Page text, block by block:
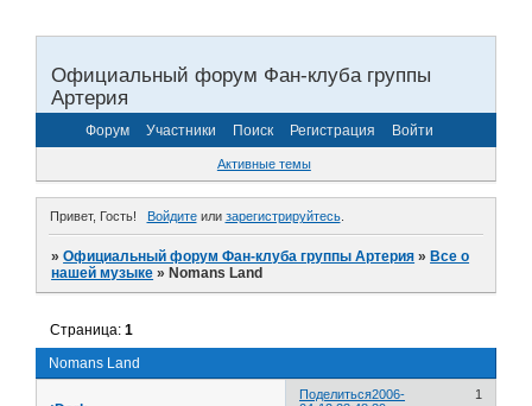
Официальный форум Фан-клуба группы
Артерия
Форум Участники Поиск Регистрация Войти
Активные темы
Привет, Гость! Войдитеили зарегистрируйтесь.
»Официальный форум Фан-клуба группы Артерия »Все о
нашей музыке »Nomans Land
Nomans Land
Страница:1
Поделиться 1
2006-